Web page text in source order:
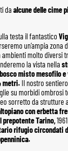
da alcune delle cime
testa il fantastico
un’ampia zona
molto diversi
la vista nella
misto mesofilo
metri.Il nostro
su morbidi ombrosi
sorretto da strutture
con erbetta
prepotente Tarino,
rifugio circondati